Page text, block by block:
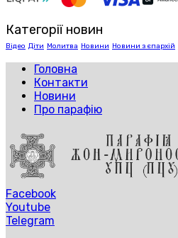
Категорії новин
Відео Діти Молитва Новини Новини з єпархій
Головна
Контакти
Новини
Про парафію
Facebook
Youtube
Telegram